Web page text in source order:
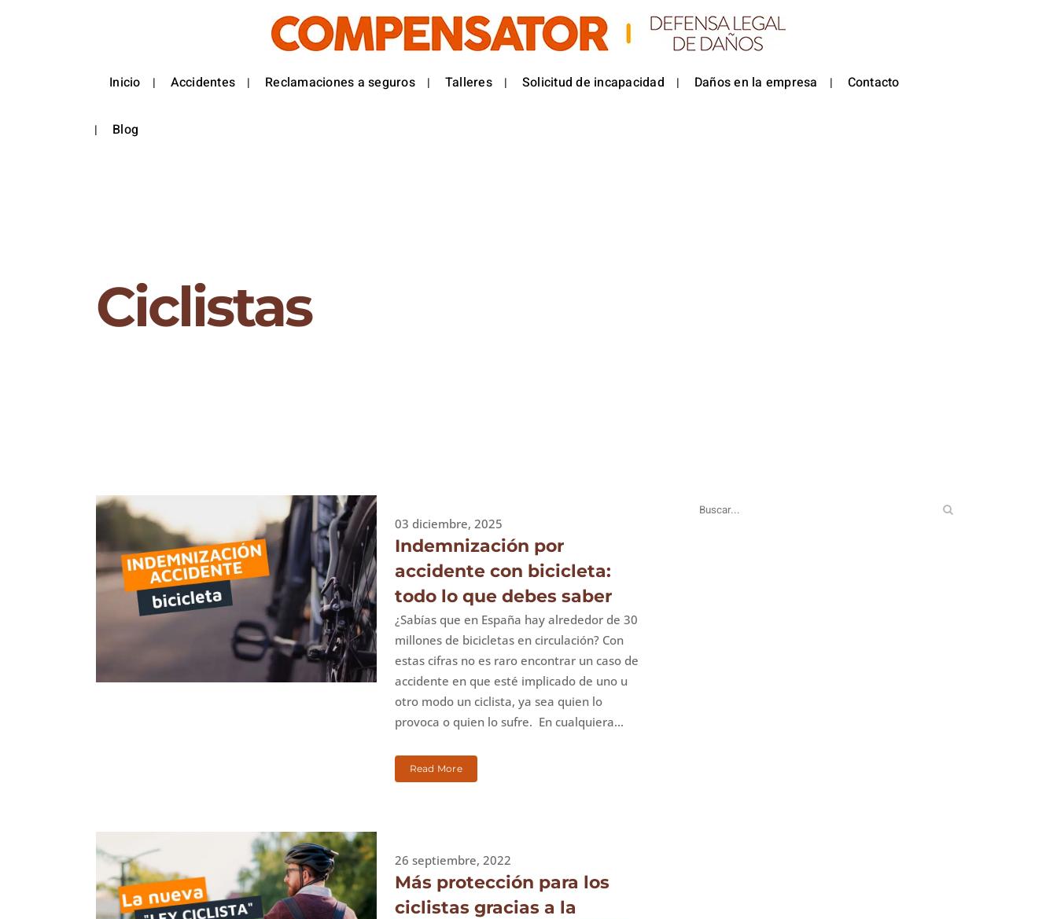
Inicio Accidentes Reclamaciones a seguros Talleres Solicitud de incapacidad Daños en la empresa Contacto
Blog
Ciclistas
03 diciembre, 2025
Indemnización por
accidente con bicicleta:
todo lo que debes saber
¿Sabías que en España hay alrededor de 30
millones de bicicletas en circulación? Con
estas cifras no es raro encontrar un caso de
accidente en que esté implicado de uno u
otro modo un ciclista, ya sea quien lo
provoca o quien lo sufre. En cualquiera...
Read More
26 septiembre, 2022
Más protección para los
ciclistas gracias a la